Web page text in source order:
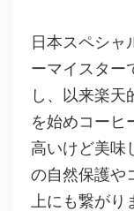
日本スペシャ
ーマイスター
し、以来楽天
を始めコーヒ
高いけど美味
の自然保護や
上にも繋が